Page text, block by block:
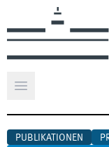
Hauptmenü öffnen
PUBLIKATIONEN